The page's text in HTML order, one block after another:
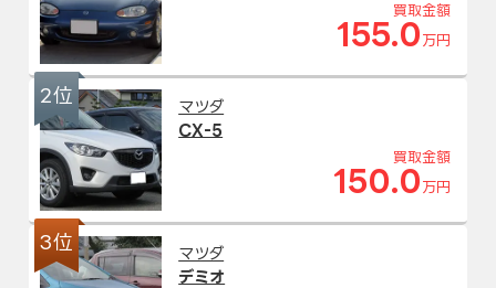
買取金額
155.0 万円
2位
マツダ
CX-5
買取金額
150.0 万円
3位
マツダ
デミオ